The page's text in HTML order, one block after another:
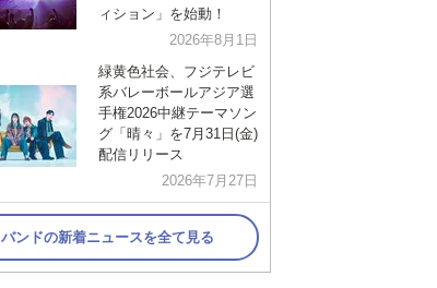
ィション」を始動！
2026年8月1日
緑黄色社会、フジテレビ
系バレーボールアジア選
手権2026中継テーマソン
グ「晴々」を7月31日(金)
配信リリース
2026年7月27日
バンドの新着ニュースを全て見る